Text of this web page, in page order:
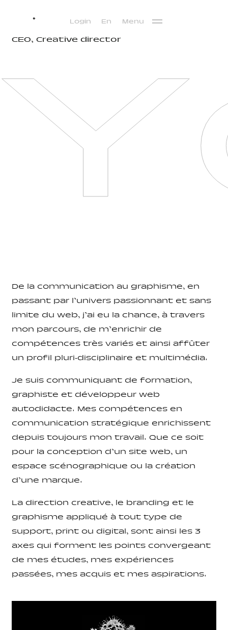
Login En Menu
CEO, Creative director
De la communication au graphisme, en
passant par l’univers passionnant et sans
limite du web, j’ai eu la chance, à travers
mon parcours, de m’enrichir de
compétences très variés et ainsi affûter
un profil pluri-disciplinaire et multimédia.
Je suis communiquant de formation,
graphiste et développeur web
autodidacte. Mes compétences en
communication stratégique enrichissent
depuis toujours mon travail. Que ce soit
pour la conception d’un site web, un
espace scénographique ou la création
d’une marque.
La direction creative, le branding et le
graphisme appliqué à tout type de
support, print ou digital, sont ainsi les 3
axes qui forment les points convergeant
de mes études, mes expériences
passées, mes acquis et mes aspirations.